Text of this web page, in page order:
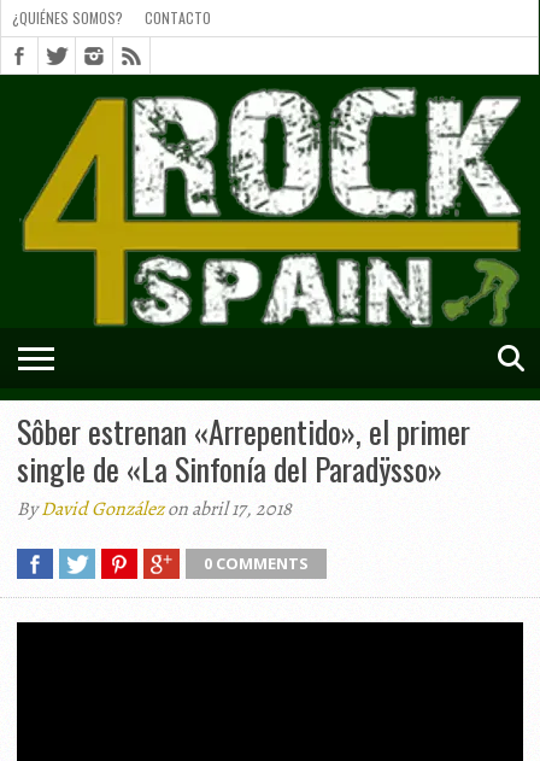
SOMOS?
CONTACTO
SHORTS
¿QUIÉNES SOMOS? CONTACTO
Sôber estrenan «Arrepentido», el primer
single de «La Sinfonía del Paradÿsso»
ByDavid Gonzálezon abril 17, 2018
0 COMMENTS